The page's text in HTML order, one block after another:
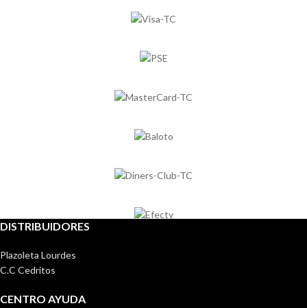
DISTRIBUIDORES
Plazoleta Lourdes
C.C Cedritos
CENTRO AYUDA